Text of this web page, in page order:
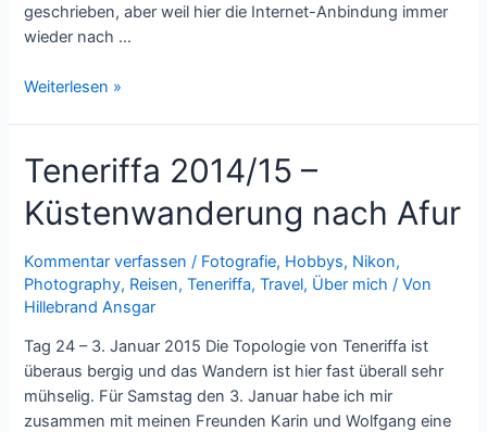
geschrieben, aber weil hier die Internet-Anbindung immer
wieder nach …
Teneriffa
Punta
del
Hidalgo
Weiterlesen »
Teneriffa 2014/15 –
Küstenwanderung nach Afur
Kommentar verfassen / Fotografie, Hobbys, Nikon,
Photography, Reisen,Teneriffa,Travel, Über mich / Von
Hillebrand Ansgar
Tag 24 – 3. Januar 2015 Die Topologie von Teneriffa ist
überaus bergig und das Wandern ist hier fast überall sehr
mühselig. Für Samstag den 3. Januar habe ich mir
zusammen mit meinen Freunden Karin und Wolfgang eine